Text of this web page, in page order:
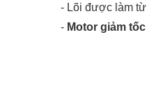
- Lõi được làm
- Motor giảm